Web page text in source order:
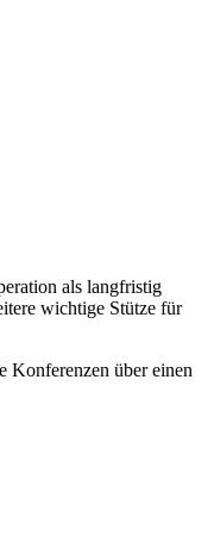
als langfristig
wichtige Stütze für
Konferenzen über einen